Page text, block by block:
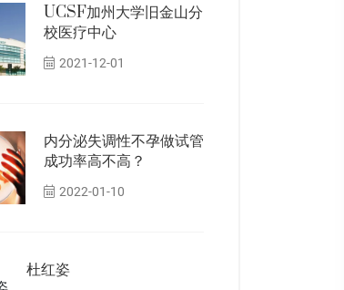
UCSF加州大学旧金山分
校医疗中心
2021-12-01
内分泌失调性不孕做试管
成功率高不高？
2022-01-10
杜红姿